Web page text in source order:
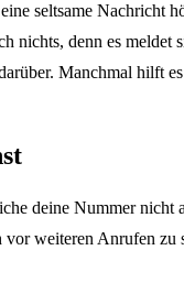
seltsame Nachricht
nichts, denn es
Manchmal hilft
deine Nummer
weiteren Anrufen